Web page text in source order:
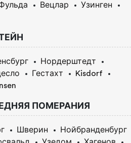
Вецлар
Узинген
Нордерштедт
Гестахт
Kisdorf
ПОМЕРАНИЯ
Шверин
Нойбранденбург